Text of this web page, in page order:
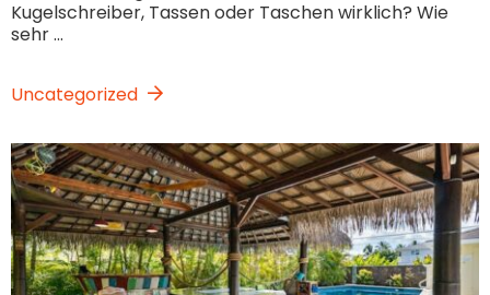
Kugelschreiber, Tassen oder Taschen wirklich? Wie
sehr ...
Uncategorized